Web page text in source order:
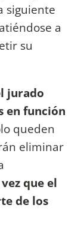
siguiente
a
su
jurado
en función
queden
eliminar
que el
de los